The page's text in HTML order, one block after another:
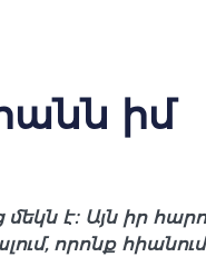
իմ
է։ Այն իր
որոնք